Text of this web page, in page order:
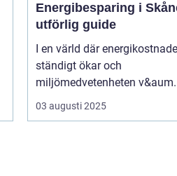
Energibesparing i
utförlig guide
I en värld där
ständigt ökar och
miljömedvetenheten
03 augusti 2025